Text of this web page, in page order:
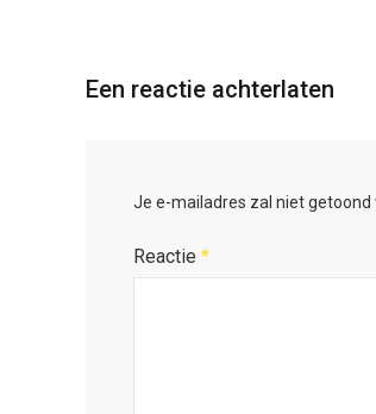
Een reactie achterlaten
Je e-mailadres zal niet getoond
Reactie *